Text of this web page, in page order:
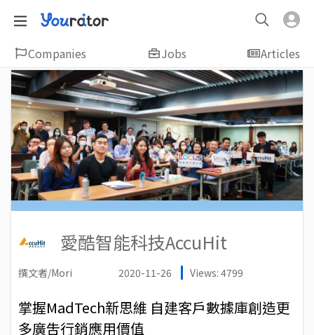
Companies Jobs Articles
愛酷智能科技AccuHit
撰文者/Mori 2020-11-26 Views: 4799
掌握MadTech新思維 自建客戶數據庫創造更
多廣吿行銷應用價值